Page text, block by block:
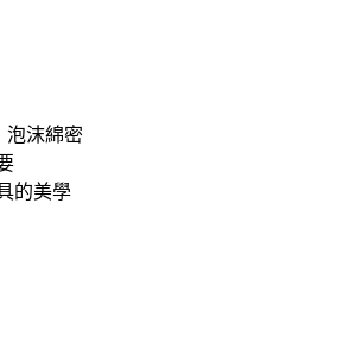
泡沫綿密
的美學